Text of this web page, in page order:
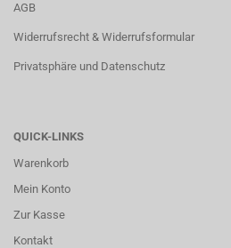
AGB
Widerrufsrecht & Widerrufsformular
Privatsphäre und Datenschutz
QUICK-LINKS
Warenkorb
Mein Konto
Zur Kasse
Kontakt